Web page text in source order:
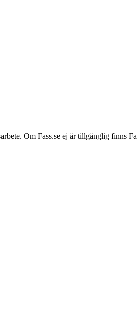
Om Fass.se ej är tillgänglig finns